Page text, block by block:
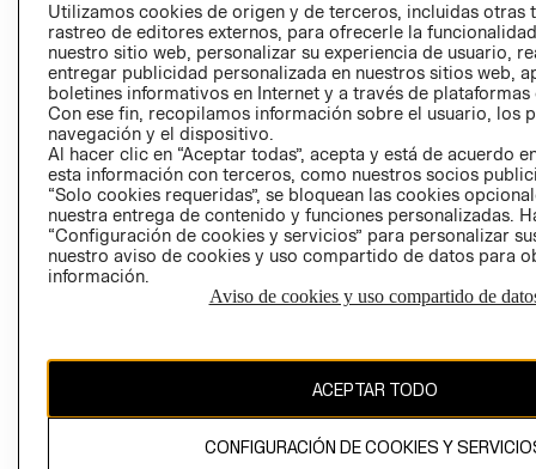
AVISO DE
PRIVACIDAD
GIFT CARD
AVISO DE
CAMBIAR REGIÓN
Utilizamos cookies de origen y de terceros, incluidas otras
rastreo de editores externos, para ofrecerle la
nuestro sitio web, personalizar su experiencia de usuario,
entregar publicidad personalizada en nuestros sitios web,
boletines informativos en Internet y a través de plataformas
Con ese fin, recopilamos información sobre el usuario, los
navegación y el dispositivo.
Al hacer clic en “Aceptar todas”, acepta y está de acuerdo
esta información con terceros, como nuestros socios
“Solo cookies requeridas”, se bloquean las cookies
nuestra entrega de contenido y funciones personalizadas.
“Configuración de cookies y servicios” para personalizar
nuestro aviso de cookies y uso compartido de datos para
información.
Aviso de cookies y uso compartido de
ACEPTAR TODO
CONFIGURACIÓN DE COOKIES Y